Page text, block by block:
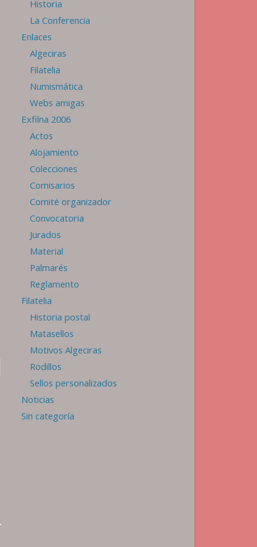
Historia
La Conferencia
Enlaces
Algeciras
Filatelia
Numismática
Webs amigas
Exfilna 2006
Actos
Alojamiento
Colecciones
Comisarios
Comité organizador
Convocatoria
Jurados
Material
Palmarés
Reglamento
Filatelia
Historia postal
Matasellos
Motivos Algeciras
Rodillos
Sellos personalizados
Noticias
Sin categoría